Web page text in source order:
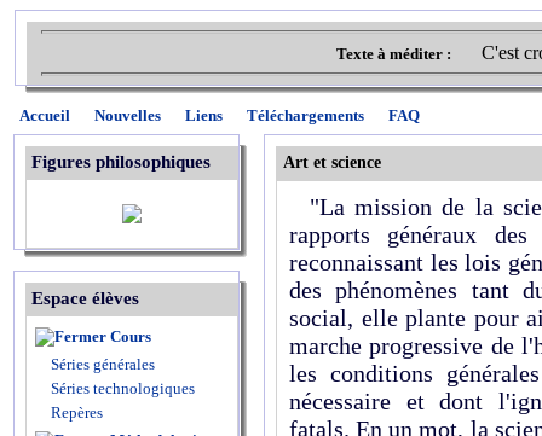
Texte à méditer : C'est
Accueil Nouvelles Liens Téléchargements FAQ
Figures philosophiques
Espace élèves
Cours
Séries générales
Séries technologiques
Repères
Art et science
"La mission de la
rapports généraux
reconnaissant les lois
des phénomènes tant
social, elle plante pour
marche progressive de
les conditions
nécessaire et dont
fatals. En un mot, la